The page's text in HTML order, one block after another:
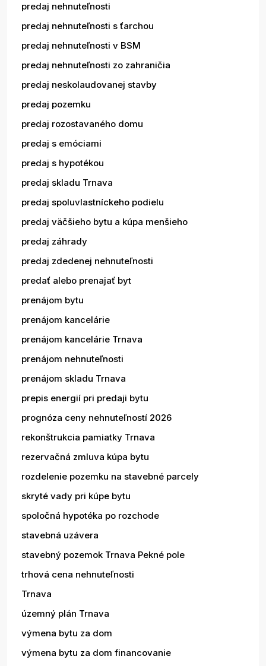
predaj nehnuteľnosti
predaj nehnuteľnosti s ťarchou
predaj nehnuteľnosti v BSM
predaj nehnuteľnosti zo zahraničia
predaj neskolaudovanej stavby
predaj pozemku
predaj rozostavaného domu
predaj s emóciami
predaj s hypotékou
predaj skladu Trnava
predaj spoluvlastníckeho podielu
predaj väčšieho bytu a kúpa menšieho
predaj záhrady
predaj zdedenej nehnuteľnosti
predať alebo prenajať byt
prenájom bytu
prenájom kancelárie
prenájom kancelárie Trnava
prenájom nehnuteľnosti
prenájom skladu Trnava
prepis energií pri predaji bytu
prognóza ceny nehnuteľností 2026
rekonštrukcia pamiatky Trnava
rezervačná zmluva kúpa bytu
rozdelenie pozemku na stavebné parcely
skryté vady pri kúpe bytu
spoločná hypotéka po rozchode
stavebná uzávera
stavebný pozemok Trnava Pekné pole
trhová cena nehnuteľnosti
Trnava
územný plán Trnava
výmena bytu za dom
výmena bytu za dom financovanie